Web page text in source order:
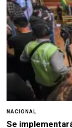
NACIONAL
Se